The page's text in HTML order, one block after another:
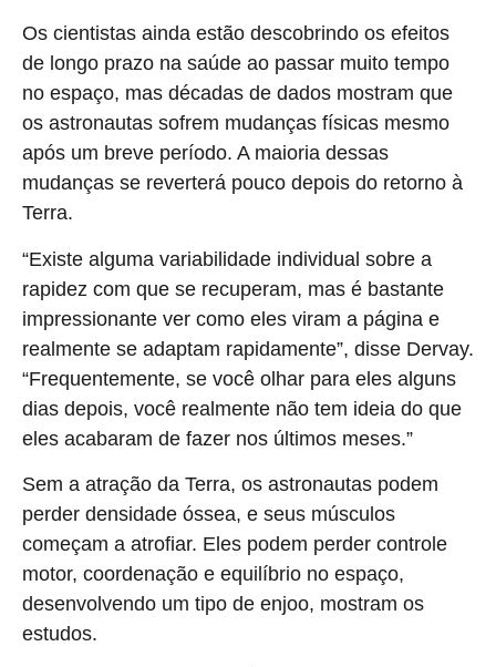
Os cientistas ainda estão descobrindo os efeitos
de longo prazo na saúde ao passar muito tempo
no espaço, mas décadas de dados mostram que
os astronautas sofrem mudanças físicas mesmo
após um breve período. A maioria dessas
mudanças se reverterá pouco depois do retorno à
Terra.
“Existe alguma variabilidade individual sobre a
rapidez com que se recuperam, mas é bastante
impressionante ver como eles viram a página e
realmente se adaptam rapidamente”, disse Dervay.
“Frequentemente, se você olhar para eles alguns
dias depois, você realmente não tem ideia do que
eles acabaram de fazer nos últimos meses.”
Sem a atração da Terra, os astronautas podem
perder densidade óssea, e seus músculos
começam a atrofiar. Eles podem perder controle
motor, coordenação e equilíbrio no espaço,
desenvolvendo um tipo de enjoo, mostram os
estudos.